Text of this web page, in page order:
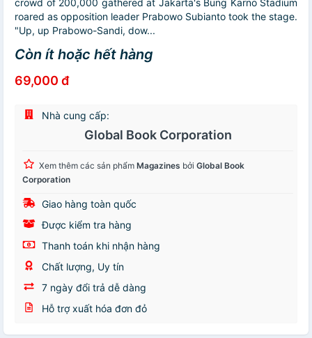
crowd of 200,000 gathered at Jakarta's Bung Karno Stadium
roared as opposition leader Prabowo Subianto took the stage.
"Up, up Prabowo-Sandi, dow...
Còn ít hoặc hết hàng
69,000 đ
Nhà cung cấp:
Global Book Corporation
Xem thêm các sản phẩm Magazines bởi Global Book
Corporation
Giao hàng toàn quốc
Được kiểm tra hàng
Thanh toán khi nhận hàng
Chất lượng, Uy tín
7 ngày đổi trả dễ dàng
Hỗ trợ xuất hóa đơn đỏ